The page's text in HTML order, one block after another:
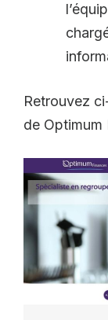
Retrouvez
de Optimum